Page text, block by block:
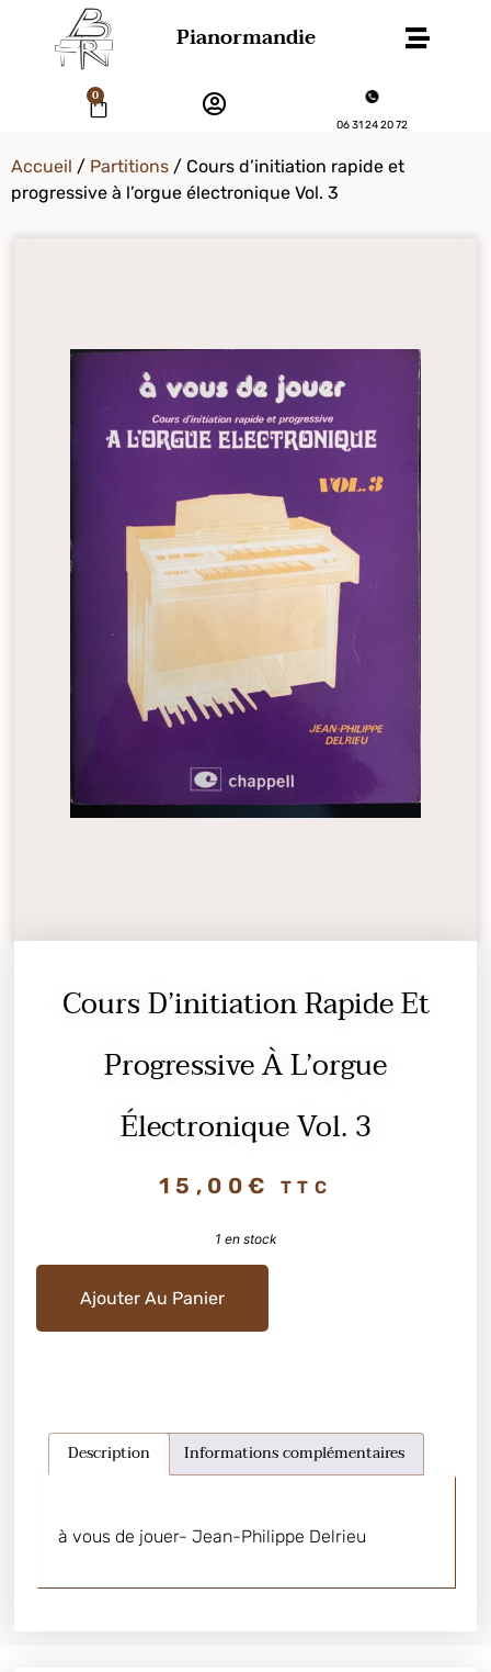
Pianormandie
0
06 31 24 20 72
Accueil / Partitions / Cours d’initiation rapide et
progressive à l’orgue électronique Vol. 3
Cours D’initiation Rapide Et
Progressive À L’orgue
Électronique Vol. 3
15,00 € TTC
1 en stock
Ajouter Au Panier
Description Informations complémentaires
à vous de jouer- Jean-Philippe Delrieu